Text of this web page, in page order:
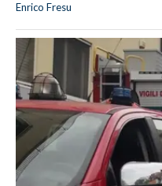
Enrico Fresu